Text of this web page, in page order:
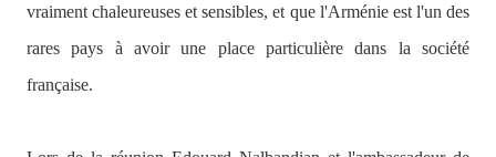
vraiment chaleureuses et sensibles, et que l'Arménie est l'un des
rares pays à avoir une place particulière dans la société
française.